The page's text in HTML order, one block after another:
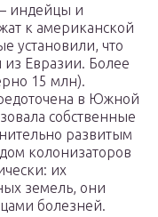
индейцы и
к американской
установили, что
Евразии. Более
15 млн).
в Южной
собственные
развитым
колонизаторов
их
земель, они
болезней.